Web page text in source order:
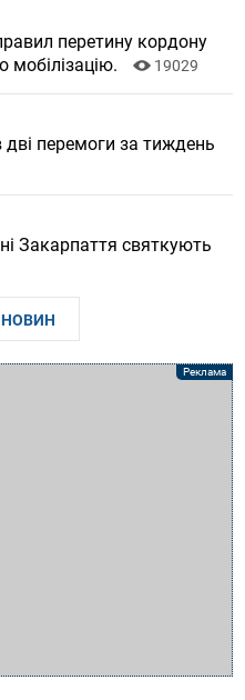
перетину кордону
мобілізацію.
19029
перемоги за тиждень
Закарпаття святкують
НОВИН